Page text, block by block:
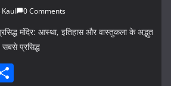
0 Comments
मंदिर: आस्था, इतिहास और वास्तुकला के अद्भुत
प्रसिद्ध